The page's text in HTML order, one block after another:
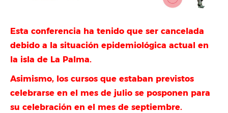
Esta conferencia ha tenido que ser cancelada
debido a la situación epidemiológica actual en
la isla de La Palma.
Asimismo, los cursos que estaban previstos
celebrarse en el mes de julio se posponen para
su celebración en el mes de septiembre.